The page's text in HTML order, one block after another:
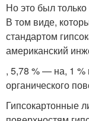
Но это был
В том виде,
стандартом
американский
, 5,78 % — на, 1 %
органического
Гипсокартонные